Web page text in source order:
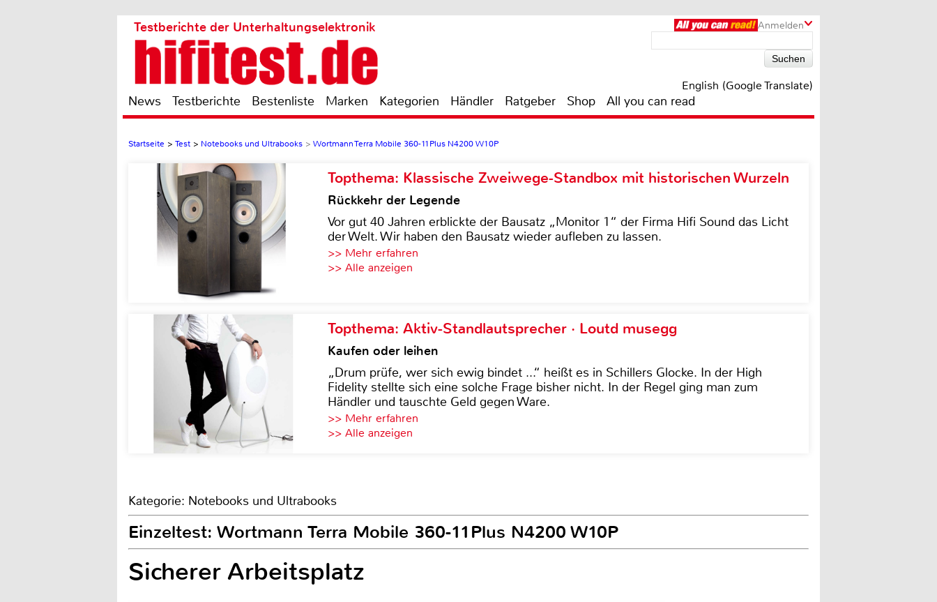
Anmelden
Testberichte der Unterhaltungselektronik
English (Google Translate)
News Testberichte Bestenliste Marken Kategorien Händler Ratgeber Shop All you can read
Startseite > Test > Notebooks und Ultrabooks > Wortmann Terra Mobile 360-11Plus N4200 W10P
Topthema: Klassische Zweiwege-Standbox mit historischen Wurzeln
Rückkehr der Legende
Vor gut 40 Jahren erblickte der Bausatz „Monitor 1“ der Firma Hifi Sound das Licht
der Welt. Wir haben den Bausatz wieder aufleben zu lassen.
>> Mehr erfahren
>> Alle anzeigen
Topthema: Aktiv-Standlautsprecher · Loutd musegg
Kaufen oder leihen
„Drum prüfe, wer sich ewig bindet ...“ heißt es in Schillers Glocke. In der High
Fidelity stellte sich eine solche Frage bisher nicht. In der Regel ging man zum
Händler und tauschte Geld gegen Ware.
>> Mehr erfahren
>> Alle anzeigen
Kategorie: Notebooks und Ultrabooks
Einzeltest: Wortmann Terra Mobile 360-11Plus N4200 W10P
Sicherer Arbeitsplatz